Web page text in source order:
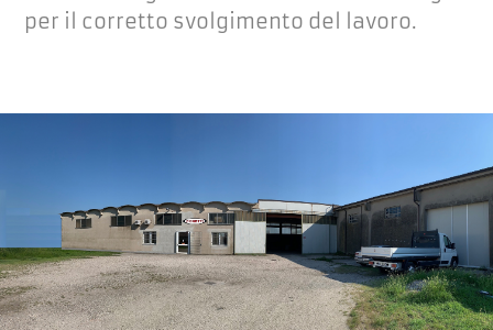
per il corretto svolgimento del lavoro.